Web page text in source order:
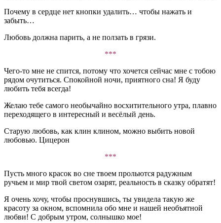
Почему в сердце нет кнопки удалить… чтобы нажать и
забыть…
Любовь должна парить, а не ползать в грязи.
***
Чего-то мне не спится, потому что хочется сейчас мне с тобою
рядом очутиться. Спокойной ночи, приятного сна! Я буду
любить тебя всегда!
Желаю тебе самого необычайно восхитительного утра, плавно
переходящего в интересный и весёлый день.
Старую любовь, как клин клином, можно выбить новой
любовью. Цицерон
***
Пусть много красок во сне твоем прольются радужным
ручьем и мир твой светом озарят, реальность в сказку обратят!
Я очень хочу, чтобы проснувшись, ты увидела такую же
красоту за окном, вспомнила обо мне и нашей необъятной
любви! С добрым утром, солнышко мое!